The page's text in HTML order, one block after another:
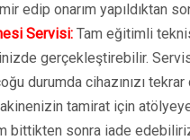
edip onarım yapıldıktan
Servisi: Tam eğitimli
gerçekleştirebilir.
durumda cihazınızı
tamirat için
bittikten sonra iade